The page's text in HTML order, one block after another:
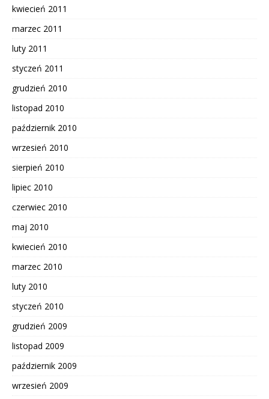
kwiecień 2011
marzec 2011
luty 2011
styczeń 2011
grudzień 2010
listopad 2010
październik 2010
wrzesień 2010
sierpień 2010
lipiec 2010
czerwiec 2010
maj 2010
kwiecień 2010
marzec 2010
luty 2010
styczeń 2010
grudzień 2009
listopad 2009
październik 2009
wrzesień 2009